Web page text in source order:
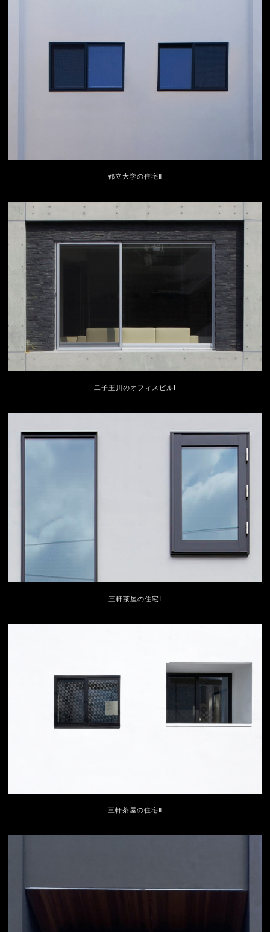
都立大学の住宅Ⅱ
二子玉川のオフィスビルⅠ
三軒茶屋の住宅Ⅰ
三軒茶屋の住宅Ⅱ